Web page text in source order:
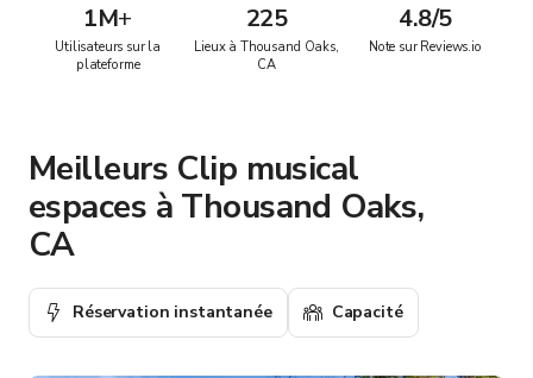
1M+
Utilisateurs sur la
plateforme
225
Lieux à Thousand Oaks,
CA
4.8/5
Note sur Reviews.io
Meilleurs Clip musical
espaces à Thousand Oaks,
CA
Réservation instantanée Capacité